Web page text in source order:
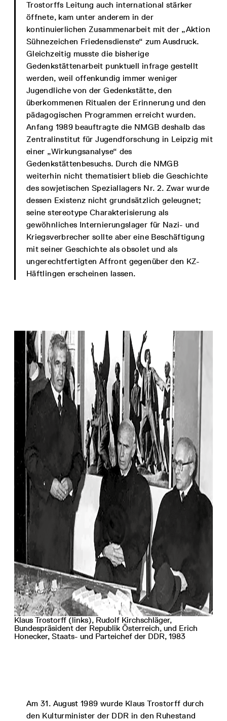
Trostorffs Leitung auch international stärker
öffnete, kam unter anderem in der
kontinuierlichen Zusammenarbeit mit der „Aktion
Sühnezeichen Friedensdienste“ zum Ausdruck.
Gleichzeitig musste die bisherige
Gedenkstättenarbeit punktuell infrage gestellt
werden, weil offenkundig immer weniger
Jugendliche von der Gedenkstätte, den
überkommenen Ritualen der Erinnerung und den
pädagogischen Programmen erreicht wurden.
Anfang 1989 beauftragte die NMGB deshalb das
Zentralinstitut für Jugendforschung in Leipzig mit
einer „Wirkungsanalyse“ des
Gedenkstättenbesuchs. Durch die NMGB
weiterhin nicht thematisiert blieb die Geschichte
des sowjetischen Speziallagers Nr. 2. Zwar wurde
dessen Existenz nicht grundsätzlich geleugnet;
seine stereotype Charakterisierung als
gewöhnliches Internierungslager für Nazi- und
Kriegsverbrecher sollte aber eine Beschäftigung
mit seiner Geschichte als obsolet und als
ungerechtfertigten Affront gegenüber den KZ-
Häftlingen erscheinen lassen.
Klaus Trostorff (links), Rudolf Kirchschläger,
Bundespräsident der Republik Österreich, und Erich
Honecker, Staats- und Parteichef der DDR, 1983
Am 31. August 1989 wurde Klaus Trostorff durch
den Kulturminister der DDR in den Ruhestand